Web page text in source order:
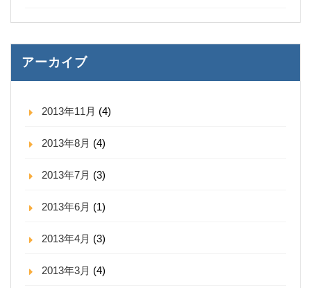
アーカイブ
2013年11月 (4)
2013年8月 (4)
2013年7月 (3)
2013年6月 (1)
2013年4月 (3)
2013年3月 (4)